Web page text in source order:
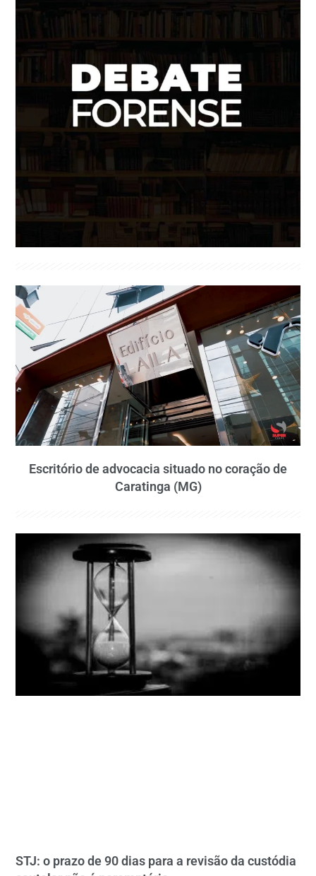
Escritório de advocacia situado no coração de
Caratinga (MG)
STJ: o prazo de 90 dias para a revisão da custódia